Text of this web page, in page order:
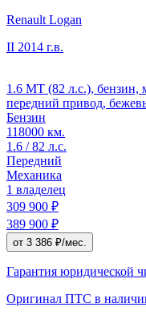
Renault Logan
II 2014 г.в.
1.6 MT (82 л.с.), бензин,
передний привод,
Бензин
118000 км.
1.6 / 82 л.с.
Передний
Механика
1 владелец
309 900 ₽
389 900 ₽
от 3 386 ₽/мес.
Гарантия юридической
Оригинал ПТС в